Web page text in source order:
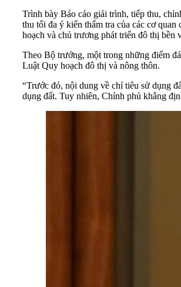
Trình bày Báo cáo giải trình, tiếp thu,
thu tối đa ý kiến thẩm tra của các cơ
hoạch và chủ trương phát triển đô thị bền
Theo Bộ trưởng, một trong những điểm
Luật Quy hoạch đô thị và nông thôn.
“Trước đó, nội dung về chỉ tiêu sử dụng
dụng đất. Tuy nhiên, Chính phủ khẳng